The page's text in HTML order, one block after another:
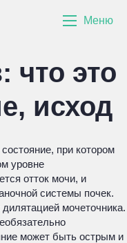
Меню
что это
исход
при котором
уровне
отток мочи, и
системы почек.
мочеточника.
может быть острым и